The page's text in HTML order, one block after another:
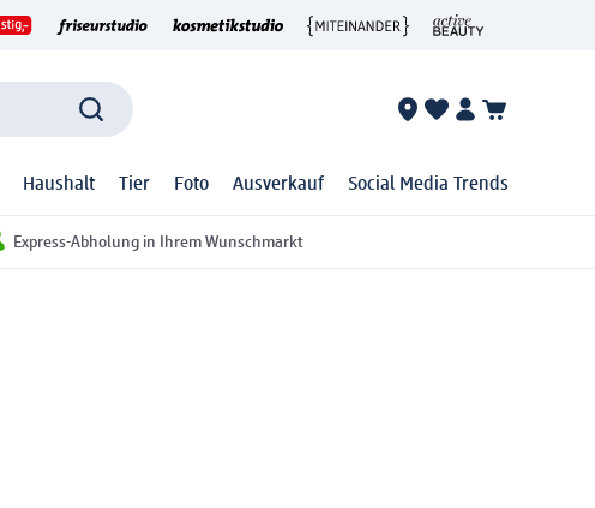
Haushalt Tier Foto Ausverkauf Social Media Trends
Express-Abholung in Ihrem Wunschmarkt